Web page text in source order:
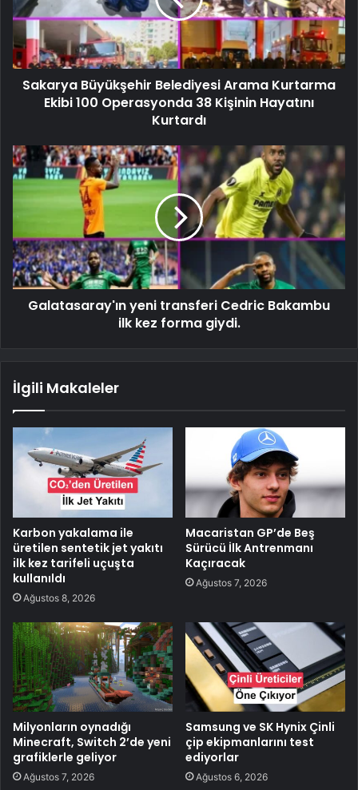
Sakarya Büyükşehir Belediyesi Arama Kurtarma
Ekibi 100 Operasyonda 38 Kişinin Hayatını
Kurtardı
Galatasaray'ın yeni transferi Cedric Bakambu
ilk kez forma giydi.
İlgili Makaleler
Karbon yakalama ile
üretilen sentetik jet yakıtı
ilk kez tarifeli uçuşta
kullanıldı
Ağustos 8, 2026
Macaristan GP’de Beş
Sürücü İlk Antrenmanı
Kaçıracak
Ağustos 7, 2026
Milyonların oynadığı
Minecraft, Switch 2’de yeni
grafiklerle geliyor
Ağustos 7, 2026
Samsung ve SK Hynix Çinli
çip ekipmanlarını test
ediyorlar
Ağustos 6, 2026